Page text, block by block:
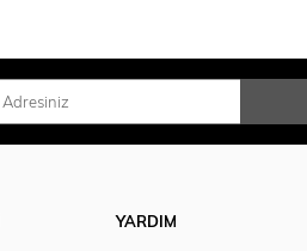
YARDIM